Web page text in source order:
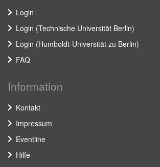
Login
Login (Technische Universität Berlin)
Login (Humboldt-Universität zu Berlin)
FAQ
Information
Kontakt
Impressum
Eventline
Hilfe